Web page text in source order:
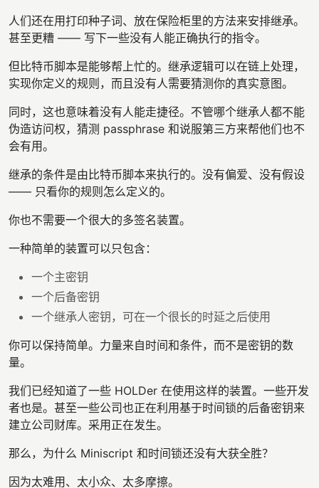
人们还在用打印种子词、放在保险柜里的方法来安排继承。
甚至更糟 —— 写下一些没有人能正确执行的指令。
但比特币脚本是能够帮上忙的。继承逻辑可以在链上处理，
实现你定义的规则，而且没有人需要猜测你的真实意图。
同时，这也意味着没有人能走捷径。不管哪个继承人都不能
伪造访问权，猜测 passphrase 和说服第三方来帮他们也不
会有用。
继承的条件是由比特币脚本来执行的。没有偏爱、没有假设
—— 只看你的规则怎么定义的。
你也不需要一个很大的多签名装置。
一种简单的装置可以只包含：
一个主密钥
一个后备密钥
一个继承人密钥，可在一个很长的时延之后使用
你可以保持简单。力量来自时间和条件，而不是密钥的数
量。
我们已经知道了一些 HOLDer 在使用这样的装置。一些开发
者也是。甚至一些公司也正在利用基于时间锁的后备密钥来
建立公司财库。采用正在发生。
那么，为什么 Miniscript 和时间锁还没有大获全胜？
因为太难用、太小众、太多摩擦。